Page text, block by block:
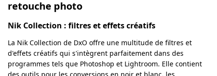
retouche photo
Nik Collection : filtres et effets créatifs
La Nik Collection de DxO offre une multitude de filtres et
d'effets créatifs qui s'intègrent parfaitement dans des
programmes tels que Photoshop et Lightroom. Elle contient